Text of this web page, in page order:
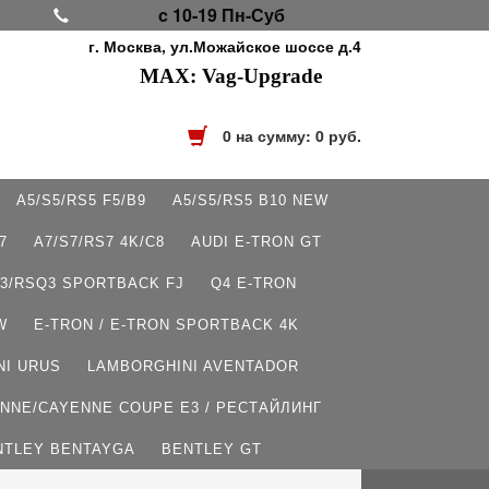
c 10-19 Пн-Суб
г. Москва, ул.Можайское шоссе д.4
MAX: Vag-Upgrade
0на сумму: 0руб.
A5/S5/RS5 F5/B9 A5/S5/RS5 B10 NEW
A7/S7/RS7 4K/C8 AUDI E-TRON GT
RSQ3 SPORTBACK FJ Q4 E-TRON
E-TRON / E-TRON SPORTBACK 4K
URUS LAMBORGHINI AVENTADOR
CAYENNE COUPE E3 / РЕСТАЙЛИНГ
BENTAYGA BENTLEY GT